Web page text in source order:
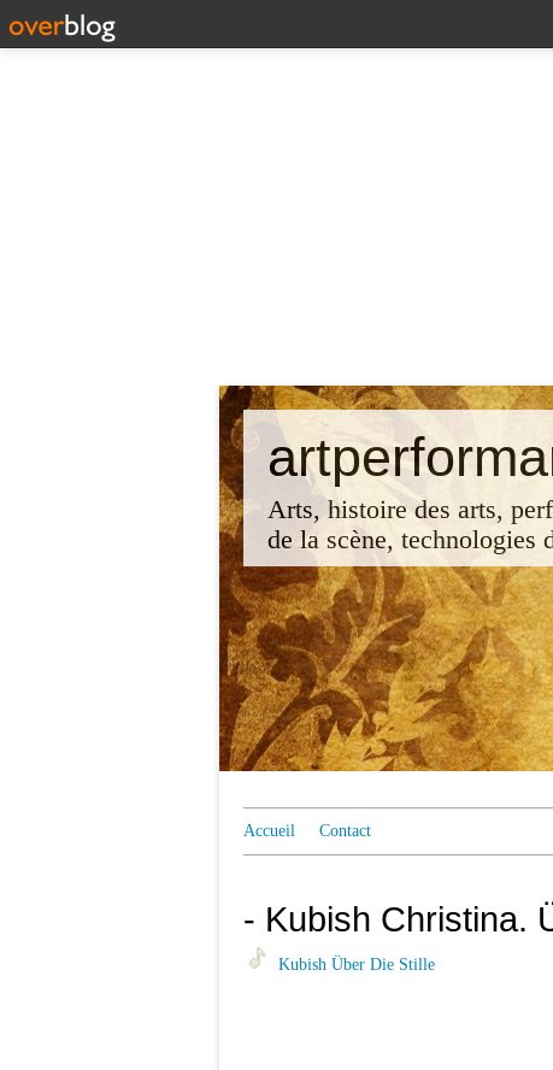
Arts, histoire des arts,
de la scène, technologies
Accueil Contact
- Kubish Christina.
Kubish Über Die Stille